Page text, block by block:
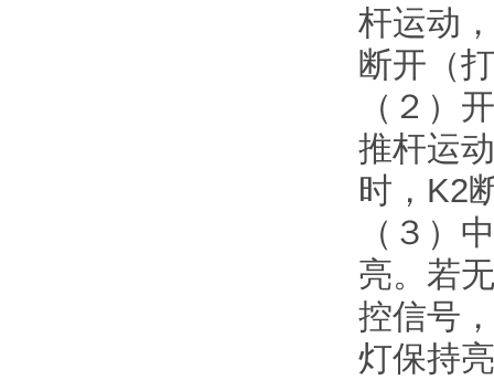
杆运动
断开（
（２）
推杆运
时，K2
（３）
亮。若
控信号
灯保持